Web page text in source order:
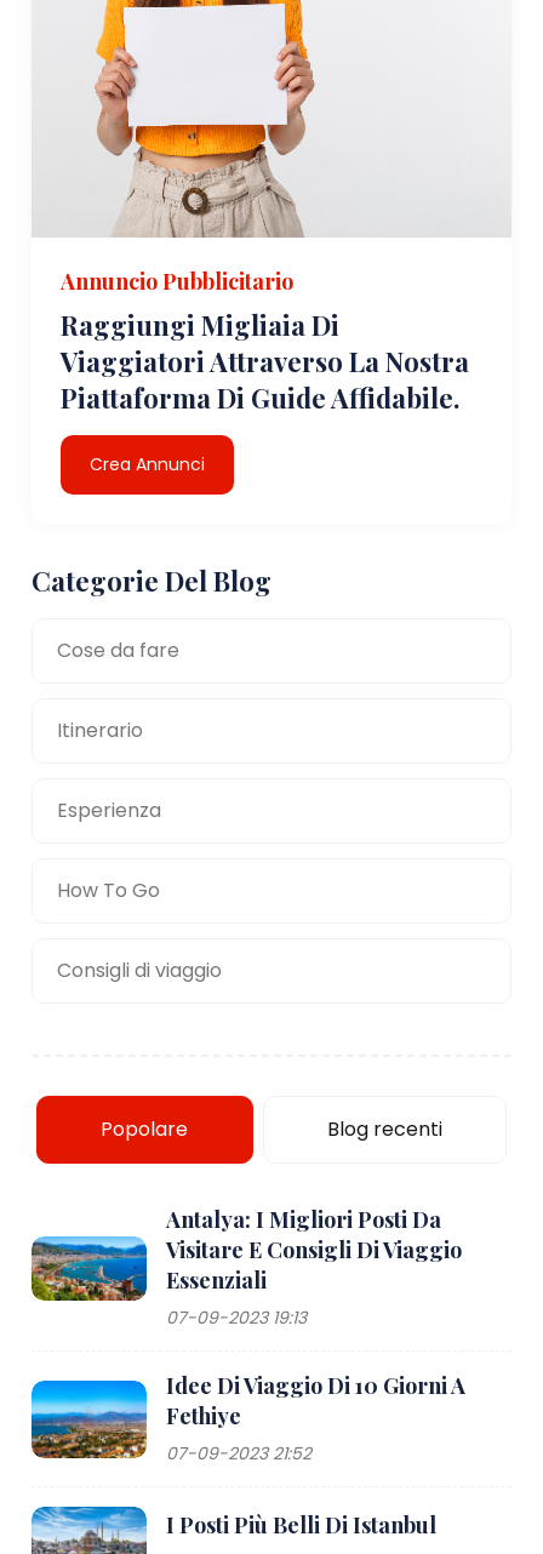
Annuncio Pubblicitario
Raggiungi Migliaia Di
Viaggiatori Attraverso La Nostra
Piattaforma Di Guide Affidabile.
Crea Annunci
Categorie Del Blog
Cose da fare
Itinerario
Esperienza
How To Go
Consigli di viaggio
Popolare Blog recenti
Antalya: I Migliori Posti Da
Visitare E Consigli Di Viaggio
Essenziali
07-09-2023 19:13
Idee Di Viaggio Di 10 Giorni A
Fethiye
07-09-2023 21:52
I Posti Più Belli Di Istanbul